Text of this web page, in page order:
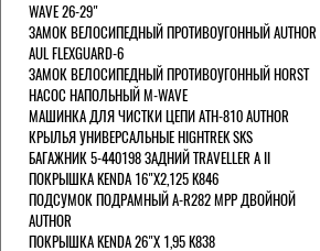
WAVE 26-29"
ЗАМОК ВЕЛОСИПЕДНЫЙ ПРОТИВОУГОННЫЙ AUTHOR
AUL FLEXGUARD-6
ЗАМОК ВЕЛОСИПЕДНЫЙ ПРОТИВОУГОННЫЙ HORST
НАСОС НАПОЛЬНЫЙ M-WAVE
МАШИНКА ДЛЯ ЧИСТКИ ЦЕПИ ATH-810 AUTHOR
КРЫЛЬЯ УНИВЕРСАЛЬНЫЕ HIGHTREK SKS
БАГАЖНИК 5-440198 ЗАДНИЙ TRAVELLER A II
ПОКРЫШКА KENDA 16"Х2,125 K846
ПОДСУМОК ПОДРАМНЫЙ A-R282 MPP ДВОЙНОЙ
AUTHOR
ПОКРЫШКА KENDA 26"Х 1,95 K838